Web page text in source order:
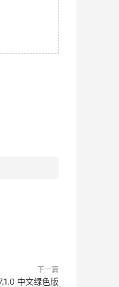
下一篇
中文绿色版